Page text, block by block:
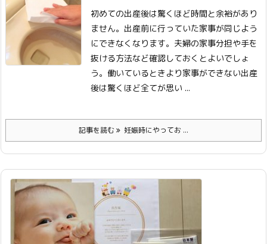
初めての出産後は驚くほど時間と余裕があり
ません。出産前に行っていた家事が同じよう
にできなくなります。夫婦の家事分担や手を
抜ける方法など確認しておくとよいでしょ
う。 働いているときより家事ができない出産
後は驚くほど全てが思い ...
記事を読む 妊娠時にやってお ...